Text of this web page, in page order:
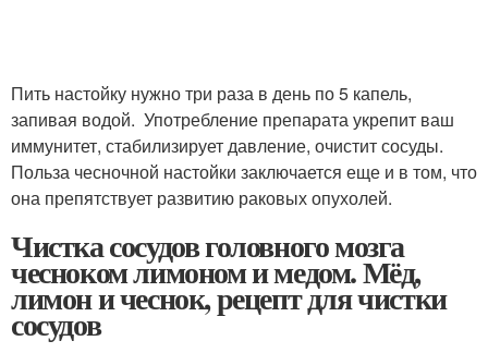
Пить настойку нужно три раза в день по 5 капель,
запивая водой. Употребление препарата укрепит ваш
иммунитет, стабилизирует давление, очистит сосуды.
Польза чесночной настойки заключается еще и в том, что
она препятствует развитию раковых опухолей.
Чистка сосудов головного мозга
чесноком лимоном и медом. Мёд,
лимон и чеснок, рецепт для чистки
сосудов